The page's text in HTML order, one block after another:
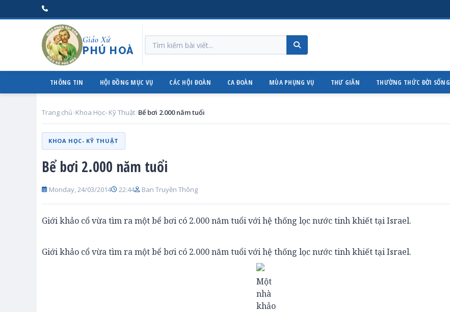
Giáo Xứ
PHÚ HOÀ
THÔNG TIN HỘI ĐỒNG MỤC VỤ CÁC HỘI ĐOÀN CA ĐOÀN MÙA PHỤNG VỤ THƯ GIÃN THƯỜNG THỨC ĐỜI SỐNG
Trang chủ Khoa Học- Kỹ Thuật Bể bơi 2.000 năm tuổi
KHOA HỌC- KỸ THUẬT
Bể bơi 2.000 năm tuổi
Monday, 24/03/2014 22:44 Ban Truyền Thông
Giới khảo cổ vừa tìm ra một bể bơi có 2.000 năm tuổi với hệ thống lọc nước tinh khiết tại Israel.
Giới khảo cổ vừa tìm ra một bể bơi có 2.000 năm tuổi với hệ thống lọc nước tinh khiết tại Israel.
Một
nhà
khảo